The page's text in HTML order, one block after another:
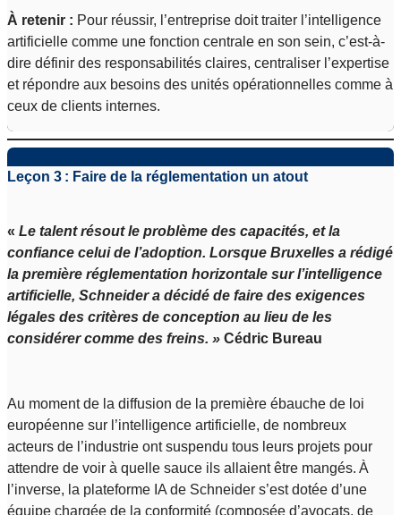
À retenir : Pour réussir, l’entreprise doit traiter l’intelligence
artificielle comme une fonction centrale en son sein, c’est-à-
dire définir des responsabilités claires, centraliser l’expertise
et répondre aux besoins des unités opérationnelles comme à
ceux de clients internes.
Leçon 3 : Faire de la réglementation un atout
« Le talent résout le problème des capacités, et la
confiance celui de l’adoption. Lorsque Bruxelles a rédigé
la première réglementation horizontale sur l’intelligence
artificielle, Schneider a décidé de faire des exigences
légales des critères de conception au lieu de les
considérer comme des freins. » Cédric Bureau
Au moment de la diffusion de la première ébauche de loi
européenne sur l’intelligence artificielle, de nombreux
acteurs de l’industrie ont suspendu tous leurs projets pour
attendre de voir à quelle sauce ils allaient être mangés. À
l’inverse, la plateforme IA de Schneider s’est dotée d’une
équipe chargée de la conformité (composée d’avocats, de